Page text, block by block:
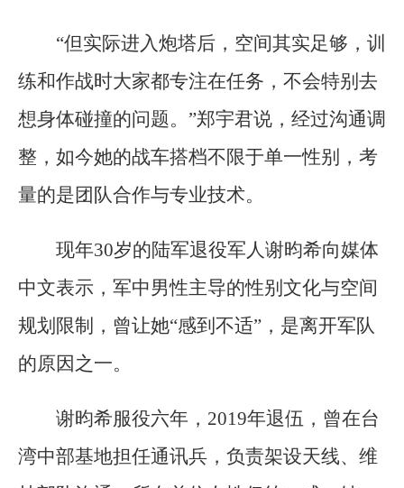
“但实际进入炮塔后，空间其实足够，训
练和作战时大家都专注在任务，不会特别去
想身体碰撞的问题。”郑宇君说，经过沟通调
整，如今她的战车搭档不限于单一性别，考
量的是团队合作与专业技术。
现年30岁的陆军退役军人谢昀希向媒体
中文表示，军中男性主导的性别文化与空间
规划限制，曾让她“感到不适”，是离开军队
的原因之一。
谢昀希服役六年，2019年退伍，曾在台
湾中部基地担任通讯兵，负责架设天线、维